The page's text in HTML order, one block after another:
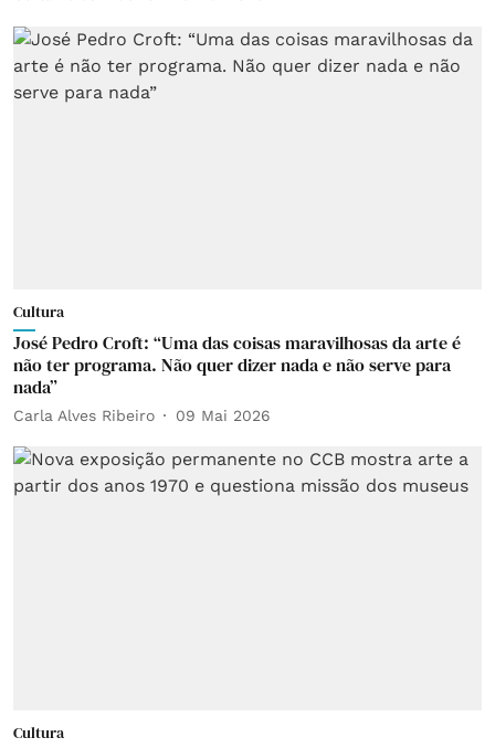
Cultura
José Pedro Croft: “Uma das coisas maravilhosas da arte é
não ter programa. Não quer dizer nada e não serve para
nada”
Carla Alves Ribeiro 09 Mai 2026
Cultura